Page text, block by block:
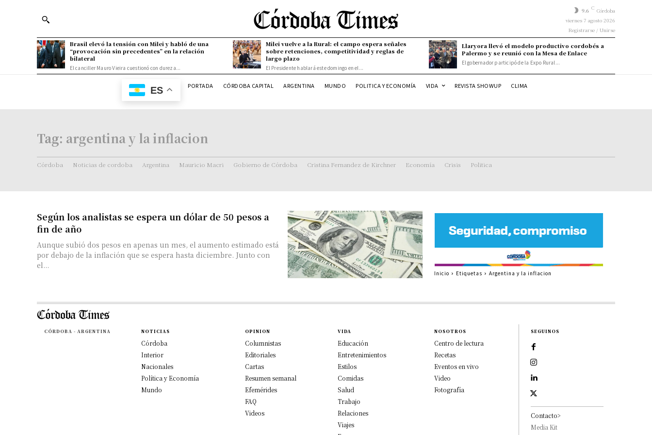
9.6 C Córdoba
viernes 7 agosto 2026
Registrarse / Unirse
Brasil elevó la tensión con Milei y habló de una
“provocación sin precedentes” en la relación
bilateral
El canciller Mauro Vieira cuestionó con dureza...
Milei vuelve a la Rural: el campo espera señales
sobre retenciones, competitividad y reglas de
largo plazo
El Presidente hablará este domingo en el...
Llaryora llevó el modelo productivo cordobés a
Palermo y se reunió con la Mesa de Enlace
El gobernador participó de la Expo Rural...
ES PORTADA CÓRDOBA CAPITAL ARGENTINA MUNDO POLITICA Y ECONOMÍA VIDA REVISTA SHOWUP CLIMA
Tag: argentina y la inflacion
Córdoba Noticias de cordoba Argentina Mauricio Macri Gobierno de Córdoba Cristina Fernandez de Kirchner Economía Crisis Politica
Según los analistas se espera un dólar de 50 pesos a
fin de año
Aunque subió dos pesos en apenas un mes, el aumento estimado está
por debajo de la inflación que se espera hasta diciembre. Junto con
el...
Inicio Etiquetas Argentina y la inflacion
CÓRDOBA - ARGENTINA NOTICIAS
Córdoba
Interior
Nacionales
Política y Economía
Mundo
OPINION
Columnistas
Editoriales
Cartas
Resumen semanal
Efemérides
FAQ
Videos
VIDA
Educación
Entretenimientos
Estilos
Comidas
Salud
Trabajo
Relaciones
Viajes
NOSOTROS
Centro de lectura
Recetas
Eventos en vivo
Video
Fotografía
SEGUINOS
Contacto>
Media Kit